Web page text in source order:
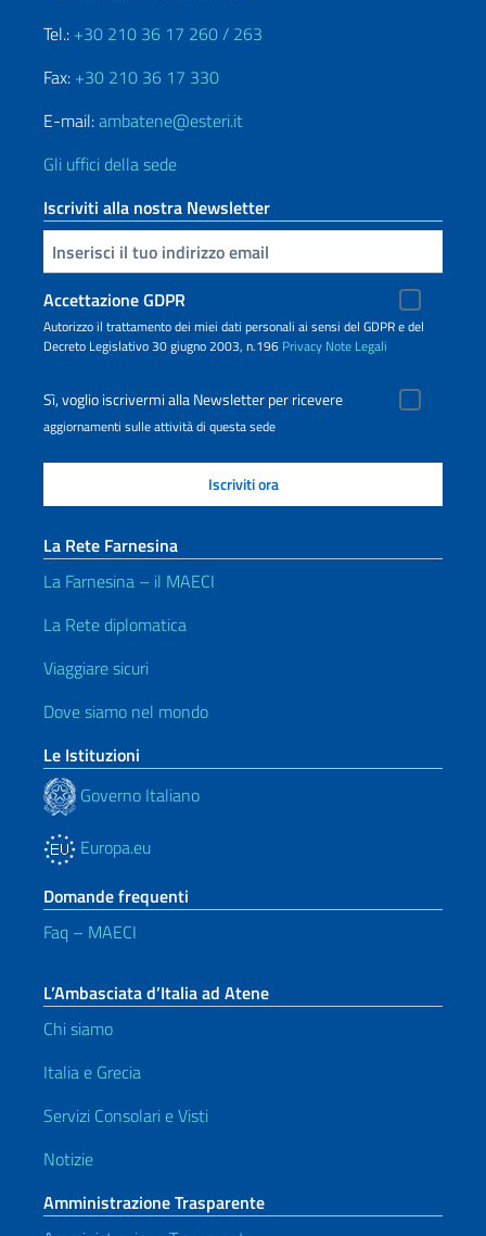
Tel.: +30 210 36 17 260 / 263
Fax: +30 210 36 17 330
E-mail:ambatene@esteri.it
Gli uffici della sede
Iscriviti alla nostra Newsletter
Inserisci la tua email
Accettazione GDPR
Autorizzo il trattamento dei miei dati personali ai sensi del GDPR e del
Decreto Legislativo 30 giugno 2003, n.196 Privacy Note Legali
Sì, voglio iscrivermi alla Newsletter per ricevere
aggiornamenti sulle attività di questa sede
La Rete Farnesina
La Farnesina – il MAECI
La Rete diplomatica
Viaggiare sicuri
Dove siamo nel mondo
Le Istituzioni
Governo Italiano
Europa.eu
Domande frequenti
Faq – MAECI
L’Ambasciata d’Italia ad Atene
Chi siamo
Italia e Grecia
Servizi Consolari e Visti
Notizie
Amministrazione Trasparente